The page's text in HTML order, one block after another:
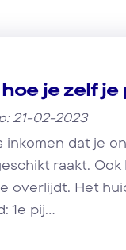
je zelf
21-02-2023
inkomen dat je
raakt.
overlijdt. Het
1e pij...